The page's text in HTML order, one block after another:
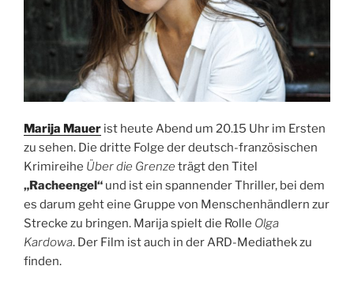
Marija Mauer ist heute Abend um 20.15 Uhr im Ersten
zu sehen. Die dritte Folge der deutsch-französischen
Krimireihe Über die Grenze trägt den Titel
„Racheengel“ und ist ein spannender Thriller, bei dem
es darum geht eine Gruppe von Menschenhändlern zur
Strecke zu bringen. Marija spielt die Rolle Olga
Kardowa. Der Film ist auch in der ARD-Mediathek zu
finden.